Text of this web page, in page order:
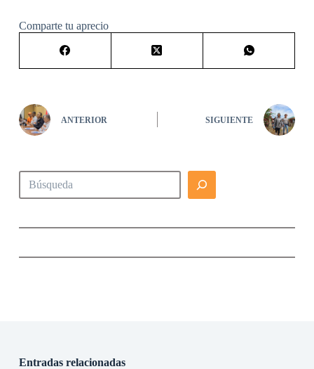
Comparte tu aprecio
ANTERIOR SIGUIENTE
Buscar
Entradas relacionadas